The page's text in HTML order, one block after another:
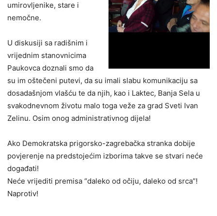
umirovljenike, stare i
nemočne.
U diskusiji sa radišnim i
vrijednim stanovnicima
Paukovca doznali smo da
su im oštečeni putevi, da su imali slabu komunikaciju sa
dosadašnjom vlašću te da njih, kao i Laktec, Banja Sela u
svakodnevnom životu malo toga veže za grad Sveti Ivan
Zelinu. Osim onog administrativnog dijela!
Ako Demokratska prigorsko-zagrebačka stranka dobije
povjerenje na predstojećim izborima takve se stvari neće
događati!
Neće vrijediti premisa “daleko od očiju, daleko od srca”!
Naprotiv!